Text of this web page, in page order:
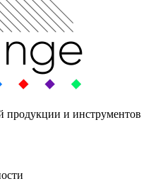
продукции и инструментов